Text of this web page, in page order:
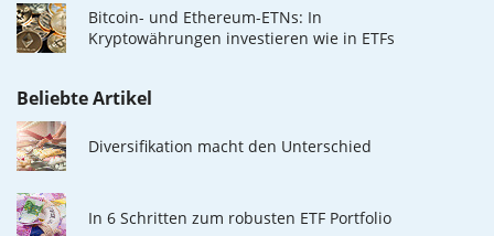
Bitcoin- und Ethereum-ETNs: In
Kryptowährungen investieren wie in ETFs
Beliebte Artikel
Diversifikation macht den Unterschied
In 6 Schritten zum robusten ETF Portfolio